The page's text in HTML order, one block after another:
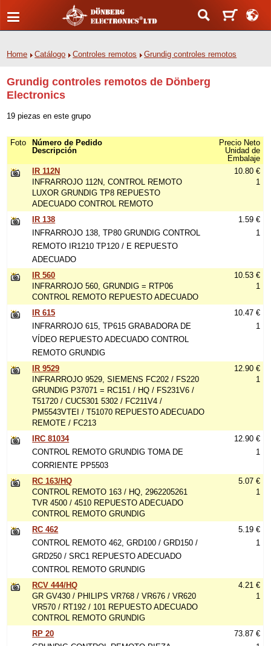
Home Catálogo Controles remotos Grundig controles remotos
Grundig controles remotos de Dönberg
Electronics
19 piezas en este grupo
Foto
Número de Pedido
Descripción
Precio Neto
Unidad de
Embalaje
IR 112N
INFRARROJO 112N, CONTROL REMOTO
LUXOR GRUNDIG TP8 REPUESTO
ADECUADO CONTROL REMOTO
10.80 €
1
IR 138
INFRARROJO 138, TP80 GRUNDIG CONTROL
REMOTO IR1210 TP120 / E REPUESTO
ADECUADO
1.59 €
1
IR 560
INFRARROJO 560, GRUNDIG = RTP06
CONTROL REMOTO REPUESTO ADECUADO
10.53 €
1
IR 615
INFRARROJO 615, TP615 GRABADORA DE
VÍDEO REPUESTO ADECUADO CONTROL
REMOTO GRUNDIG
10.47 €
1
IR 9529
INFRARROJO 9529, SIEMENS FC202 / FS220
GRUNDIG P37071 = RC151 / HQ / FS231V6 /
T51720 / CUC5301 5302 / FC211V4 /
PM5543VTEI / T51070 REPUESTO ADECUADO
REMOTE / FC213
12.90 €
1
IRC 81034
CONTROL REMOTO GRUNDIG TOMA DE
CORRIENTE PP5503
12.90 €
1
RC 163/HQ
CONTROL REMOTO 163 / HQ, 2962205261
TVR 4500 / 4510 REPUESTO ADECUADO
CONTROL REMOTO GRUNDIG
5.07 €
1
RC 462
CONTROL REMOTO 462, GRD100 / GRD150 /
GRD250 / SRC1 REPUESTO ADECUADO
CONTROL REMOTO GRUNDIG
5.19 €
1
RCV 444/HQ
GR GV430 / PHILIPS VR768 / VR676 / VR620
VR570 / RT192 / 101 REPUESTO ADECUADO
CONTROL REMOTO GRUNDIG
4.21 €
1
RP 20
73.87 €